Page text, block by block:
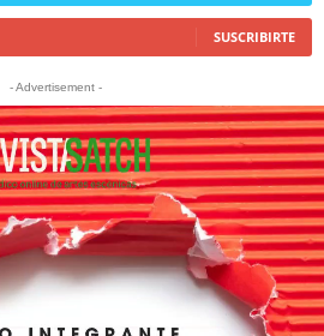
SUSCRIBIRTE
- Advertisement -